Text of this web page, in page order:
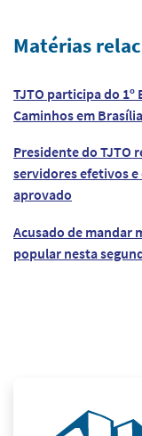
Matérias
TJTO participa do
Caminhos em Brasília
Presidente do TJTO
servidores efetivos
aprovado
Acusado de mandar
popular nesta